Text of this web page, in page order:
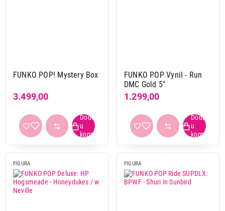
FUNKO POP! Mystery Box
3.499,00
FUNKO POP Vynil - Run
DMC Gold 5"
1.299,00
FIGURA FIGURA
FUNKO Monster Hunters POP Keychain -
Loki
Proizvod je dodat u korpu.